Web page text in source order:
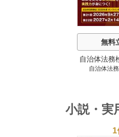
無料
自治体法務
スト 政策
自治体法
小説・実
1